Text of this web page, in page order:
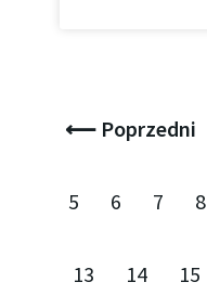
⟵ Poprzedni
5 6 7 8
13 14 15